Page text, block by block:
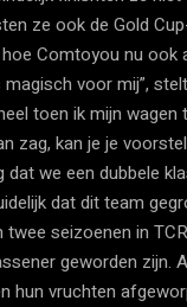
ze ook de Gold
hoe Comtoyou nu ook
voor mij”,
toen ik mijn wagen
zag, kan je je
dat we een dubbele
dat dit team
seizoenen in
geworden zijn.
hun vruchten